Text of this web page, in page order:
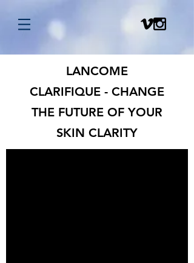
LANCOME
CLARIFIQUE - CHANGE
THE FUTURE OF YOUR
SKIN CLARITY